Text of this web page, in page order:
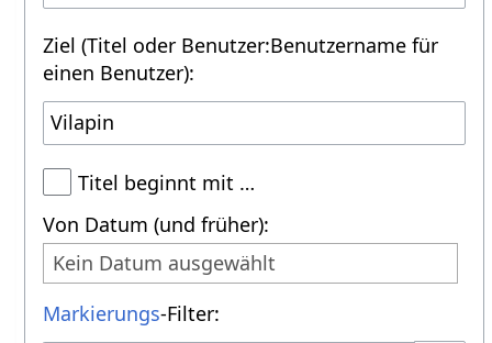
Ziel (Titel oder Benutzer:Benutzername für
einen Benutzer):
Titel beginnt mit …
Von Datum (und früher):
Kein Datum ausgewählt
Markierungs-Filter: